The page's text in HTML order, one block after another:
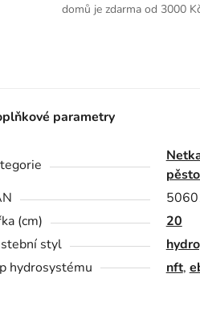
domů je zdarma od 3000
parametry
(cm)
20
styl
hydrosystému
nft,